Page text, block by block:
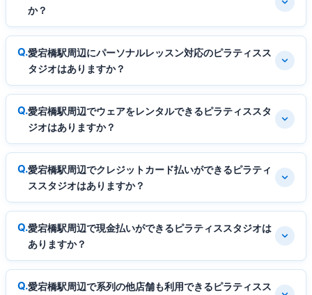
か？
愛宕橋駅周辺にパーソナルレッスン対応のピラティスス
タジオはありますか？
愛宕橋駅周辺でウェアをレンタルできるピラティススタ
ジオはありますか？
愛宕橋駅周辺でクレジットカード払いができるピラティ
ススタジオはありますか？
愛宕橋駅周辺で現金払いができるピラティススタジオは
ありますか？
愛宕橋駅周辺で系列の他店舗も利用できるピラティスス